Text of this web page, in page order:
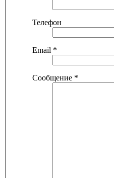
Телефон
Email *
Сообщение *